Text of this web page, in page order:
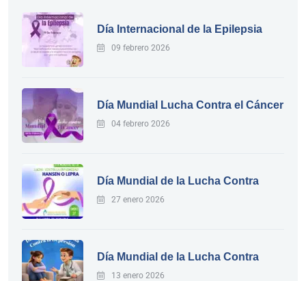
Día Internacional de la Epilepsia
09 febrero 2026
Día Mundial Lucha Contra el Cáncer
04 febrero 2026
Día Mundial de la Lucha Contra
27 enero 2026
Día Mundial de la Lucha Contra
13 enero 2026